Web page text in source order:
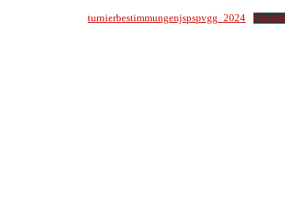
turnierbestimmungenjspspvgg_2024